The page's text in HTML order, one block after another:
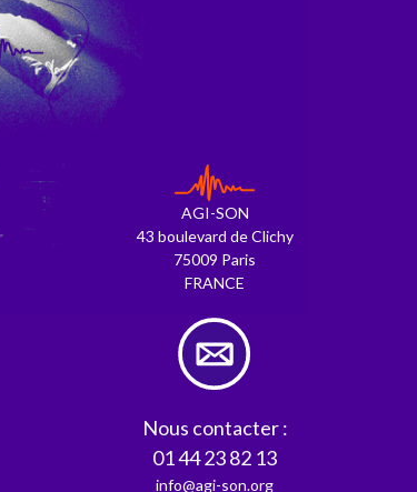
AGI-SON
43 boulevard de Clichy
75009 Paris
FRANCE
Nous contacter :
01 44 23 82 13
info@agi-son.org